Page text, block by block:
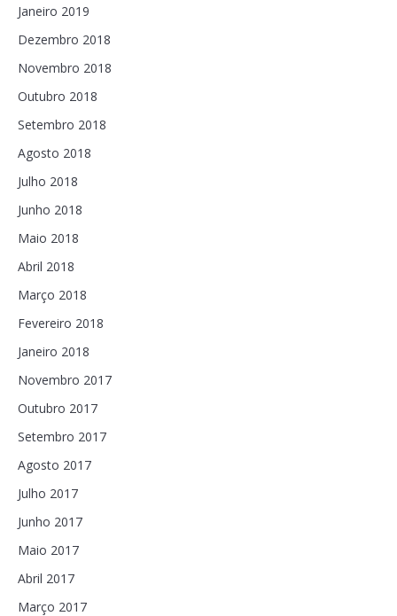
Janeiro 2019
Dezembro 2018
Novembro 2018
Outubro 2018
Setembro 2018
Agosto 2018
Julho 2018
Junho 2018
Maio 2018
Abril 2018
Março 2018
Fevereiro 2018
Janeiro 2018
Novembro 2017
Outubro 2017
Setembro 2017
Agosto 2017
Julho 2017
Junho 2017
Maio 2017
Abril 2017
Março 2017